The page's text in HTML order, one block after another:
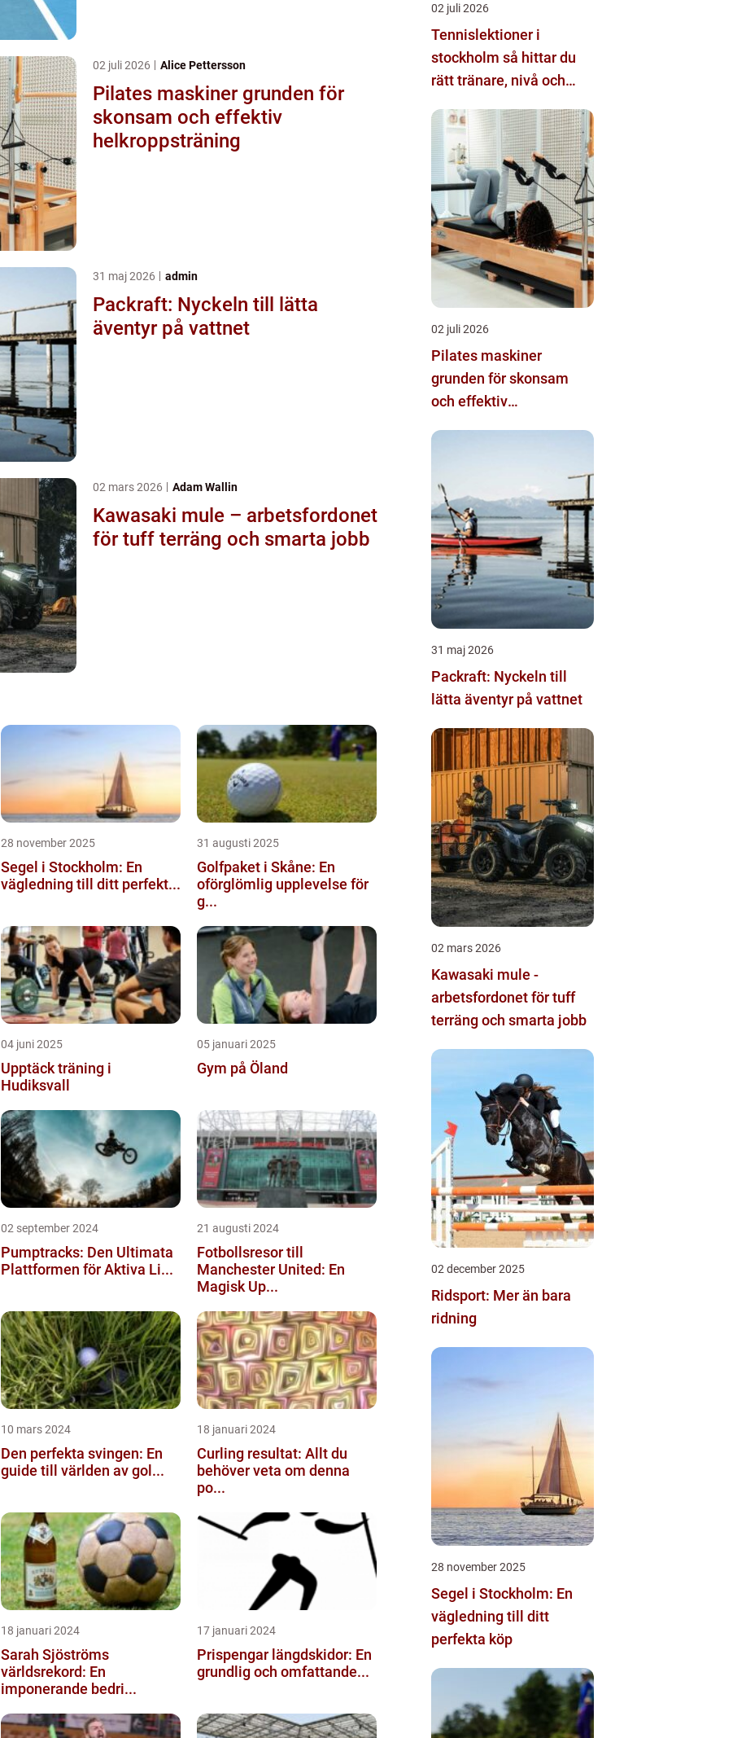
02 juli 2026 Alice Pettersson
Pilates maskiner grunden för
skonsam och effektiv
helkroppsträning
31 maj 2026 admin
Packraft: Nyckeln till lätta
äventyr på vattnet
02 mars 2026 Adam Wallin
Kawasaki mule – arbetsfordonet
för tuff terräng och smarta jobb
28 november 2025
Segel i Stockholm: En
vägledning till ditt perfekt...
31 augusti 2025
Golfpaket i Skåne: En
oförglömlig upplevelse för
g...
04 juni 2025
Upptäck träning i
Hudiksvall
05 januari 2025
Gym på Öland
02 september 2024
Pumptracks: Den Ultimata
Plattformen för Aktiva Li...
21 augusti 2024
Fotbollsresor till
Manchester United: En
Magisk Up...
10 mars 2024
Den perfekta svingen: En
guide till världen av gol...
18 januari 2024
Curling resultat: Allt du
behöver veta om denna
po...
18 januari 2024
Sarah Sjöströms
världsrekord: En
imponerande bedri...
17 januari 2024
Prispengar längdskidor: En
grundlig och omfattande...
02 juli 2026
Tennislektioner i
stockholm så hittar du
rätt tränare, nivå och
02 juli 2026
Pilates maskiner
grunden för skonsam
och effektiv
31 maj 2026
Packraft: Nyckeln till
lätta äventyr på vattnet
02 mars 2026
Kawasaki mule -
arbetsfordonet för tuff
terräng och smarta jobb
02 december 2025
Ridsport: Mer än bara
ridning
28 november 2025
Segel i Stockholm: En
vägledning till ditt
perfekta köp